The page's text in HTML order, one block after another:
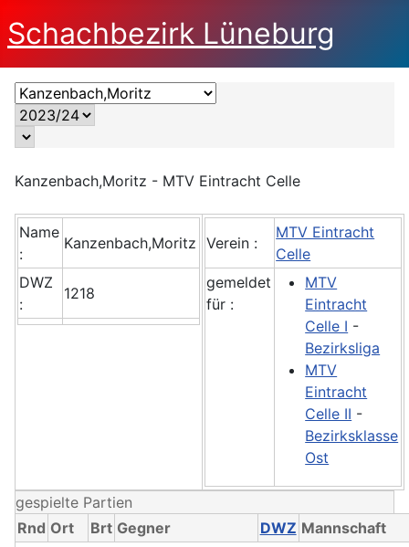
Schachbezirk Lüneburg
Kanzenbach,Moritz - MTV Eintracht Celle
Name
:
Kanzenbach,Moritz
DWZ
:
1218
Verein :
MTV Eintracht
Celle
gemeldet
für :
MTV
Eintracht
Celle I -
Bezirksliga
MTV
Eintracht
Celle II -
Bezirksklasse
Ost
gespielte Partien
Rnd Ort Brt Gegner DWZ Mannschaft